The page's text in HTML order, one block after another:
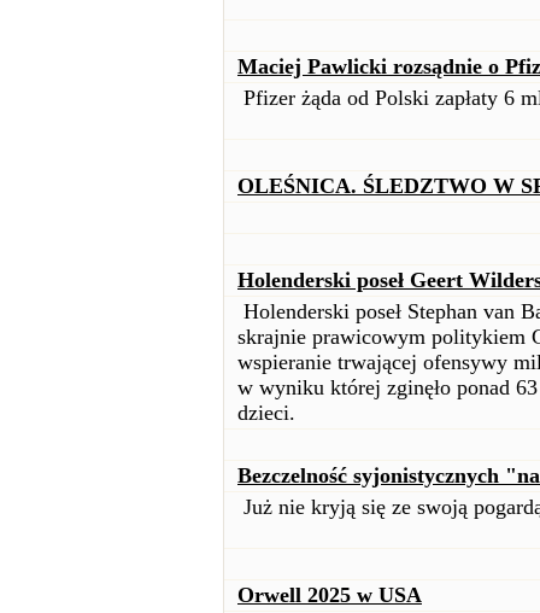
Maciej Pawlicki rozsądnie o
Pfizer żąda od Polski zapłaty 6
OLEŚNICA. ŚLEDZTWO W
Holenderski poseł Geert
Holenderski poseł Stephan van
skrajnie prawicowym politykiem
wspieranie trwającej ofensywy
w wyniku której zginęło ponad
dzieci.
Bezczelność syjonistycznych
Już nie kryją się ze swoją
Orwell 2025 w USA